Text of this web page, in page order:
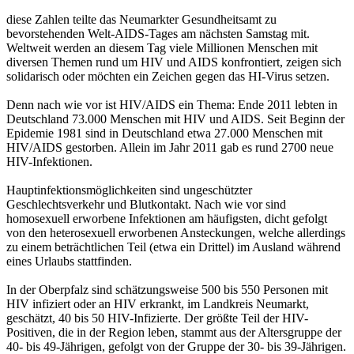
diese Zahlen teilte das Neumarkter Gesundheitsamt zu
bevorstehenden Welt-AIDS-Tages am nächsten Samstag mit.
Weltweit werden an diesem Tag viele Millionen Menschen mit
diversen Themen rund um HIV und AIDS konfrontiert, zeigen sich
solidarisch oder möchten ein Zeichen gegen das HI-Virus setzen.
Denn nach wie vor ist HIV/AIDS ein Thema: Ende 2011 lebten in
Deutschland 73.000 Menschen mit HIV und AIDS. Seit Beginn der
Epidemie 1981 sind in Deutschland etwa 27.000 Menschen mit
HIV/AIDS gestorben. Allein im Jahr 2011 gab es rund 2700 neue
HIV-Infektionen.
Hauptinfektionsmöglichkeiten sind ungeschützter
Geschlechtsverkehr und Blutkontakt. Nach wie vor sind
homosexuell erworbene Infektionen am häufigsten, dicht gefolgt
von den heterosexuell erworbenen Ansteckungen, welche allerdings
zu einem beträchtlichen Teil (etwa ein Drittel) im Ausland während
eines Urlaubs stattfinden.
In der Oberpfalz sind schätzungsweise 500 bis 550 Personen mit
HIV infiziert oder an HIV erkrankt, im Landkreis Neumarkt,
geschätzt, 40 bis 50 HIV-Infizierte. Der größte Teil der HIV-
Positiven, die in der Region leben, stammt aus der Altersgruppe der
40- bis 49-Jährigen, gefolgt von der Gruppe der 30- bis 39-Jährigen.